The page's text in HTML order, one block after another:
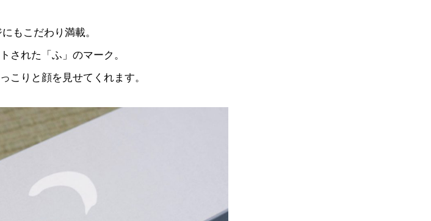
もこだわり満載。
された「ふ」のマーク。
こりと顔を見せてくれます。